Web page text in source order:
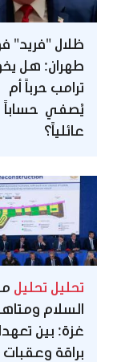
ظلال "فريد"
طهران: هل
ترامب حرباً أم
يُصفي حساباً
عائلياً؟
تحليل تحليل
السلام
غزة: بين
براقة وعقبات